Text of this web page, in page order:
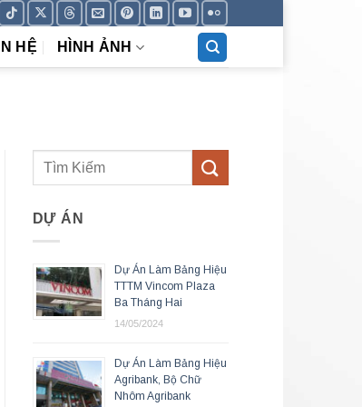
HỆ HÌNH ẢNH
DỰ ÁN
Dự Án Làm Bảng Hiệu
TTTM Vincom Plaza
Ba Tháng Hai
14/05/2024
Dự Án Làm Bảng Hiệu
Agribank, Bộ Chữ
Nhôm Agribank